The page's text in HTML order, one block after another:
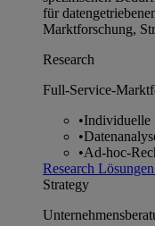
für
Marktforschung,
Research
Full-Service-
•Individuelle
•
•Ad-hoc-
Research Lösungen
Strategy